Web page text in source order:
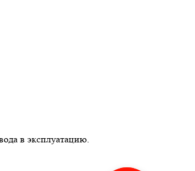
в эксплуатацию.